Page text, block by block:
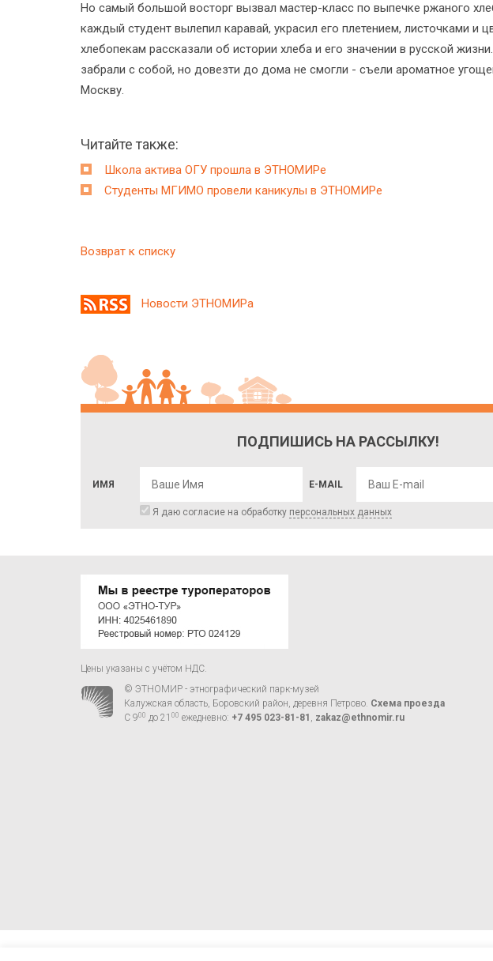
Но самый большой восторг вызвал мастер-класс по выпечке ржаного
каждый студент вылепил каравай, украсил его плетением, листочками и
хлебопекам рассказали об истории хлеба и его значении в русской
забрали с собой, но довезти до дома не смогли - съели ароматное
Москву.
Читайте также:
Школа актива ОГУ прошла в ЭТНОМИРе
Студенты МГИМО провели каникулы в ЭТНОМИРе
Возврат к списку
Новости ЭТНОМИРа
ПОДПИШИСЬ НА РАССЫЛКУ!
ИМЯ E-MAIL
Я даю согласие на обработку персональных данных
Цены указаны с учётом НДС.
© ЭТНОМИР - этнографический парк-музей
Калужская область, Боровский район, деревня Петрово. Схема проезда
С 900 до 21 00 ежедневно: +7 495 023-81-81 , zakaz@ethnomir.ru